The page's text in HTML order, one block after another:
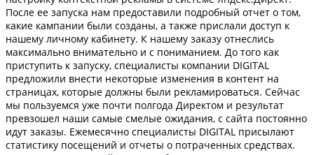
После ее запуска нам предоставили подробный отчет о том,
какие кампании были созданы, а также прислали доступ к
нашему личному кабинету. К нашему заказу отнеслись
максимально внимательно и с пониманием. До того как
приступить к запуску, специалисты компании DIGITAL
предложили внести некоторые изменения в контент на
страницах, которые должны были рекламироваться. Сейчас
мы пользуемся уже почти полгода Директом и результат
превзошел наши самые смелые ожидания, с сайта постоянно
идут заказы. Ежемесячно специалисты DIGITAL присылают
статистику посещений и отчеты о потраченных средствах.